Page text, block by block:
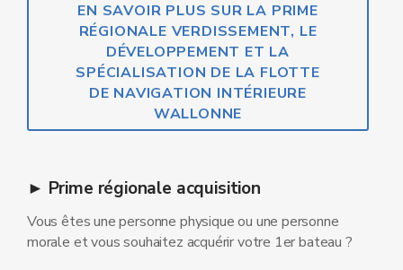
EN SAVOIR PLUS SUR LA PRIME
RÉGIONALE VERDISSEMENT, LE
DÉVELOPPEMENT ET LA
SPÉCIALISATION DE LA FLOTTE
DE NAVIGATION INTÉRIEURE
WALLONNE
► Prime régionale acquisition
Vous êtes une personne physique ou une personne
morale et vous souhaitez acquérir votre 1er bateau ?